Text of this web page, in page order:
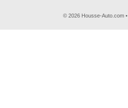
© 2026 Housse-Auto.com •